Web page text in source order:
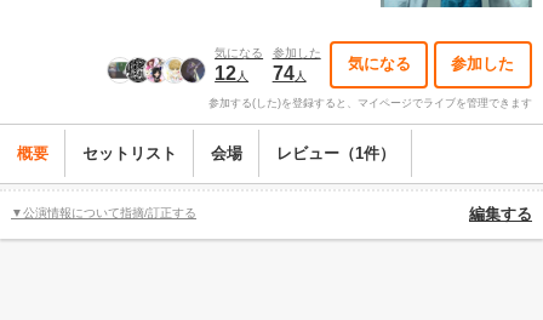
気になる
12人
参加した
74人
気になる 参加した
参加する(した)を登録すると、マイページでライブを管理できます
概要 セットリスト 会場 レビュー（1件）
▼公演情報について指摘/訂正する 編集する